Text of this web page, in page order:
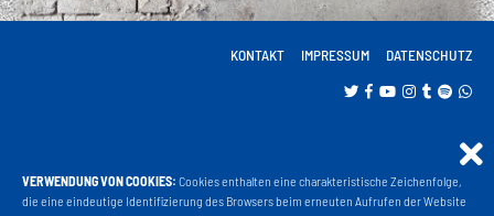
KONTAKT IMPRESSUM DATENSCHUTZ
Projekt Liga 3
VERWENDUNG VON COOKIES: Cookies enthalten eine charakteristische Zeichenfolge,
die eine eindeutige Identifizierung des Browsers beim erneuten Aufrufen der Website